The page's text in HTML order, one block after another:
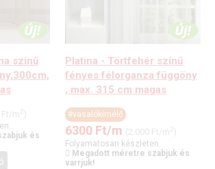
színű
Ft/m2 )
és
Platina - Törtfehér színű
fényes félorganza függöny
, max. 315 cm magas
#vasalókímélő
6300 Ft/m (2.000 Ft/m2 )
Folyamatosan készleten.
Megadott méretre szabjuk és
varrjuk!